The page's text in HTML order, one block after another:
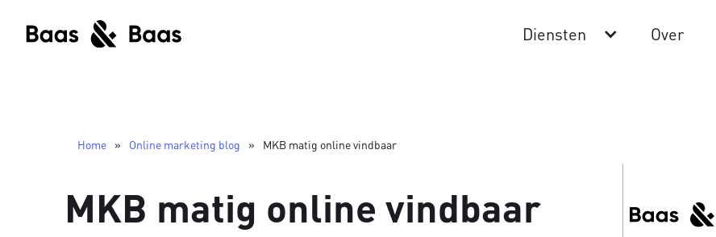
Diensten Over
Home » Online marketing blog » MKB matig online vindbaar
MKB matig online vindbaar